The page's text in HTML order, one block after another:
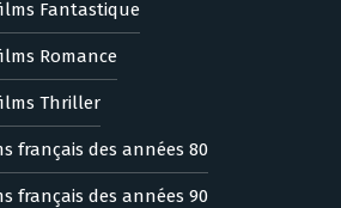
Fantastique
Romance
Thriller
français des années 80
français des années 90